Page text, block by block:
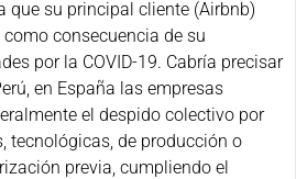
que su principal cliente (Airbnb)
consecuencia de su
por la COVID-19. Cabría precisar
en España las empresas
el despido colectivo por
tecnológicas, de producción o
previa, cumpliendo el